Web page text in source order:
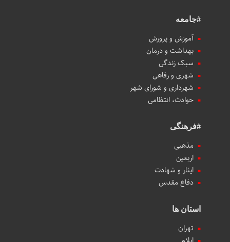
#جامعه
آموزش و پرورش
بهداشت و درمان
سبک زندگی
شهری و رفاهی
شهرداری و شورای شهر
حوادث، انتظامی
#فرهنگی
مذهبی
اربعین
ایثار و شهادت
دفاع مقدس
استان ها
تهران